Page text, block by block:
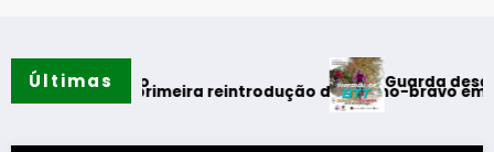
Últimas
do verão
realiza primeira reintrodução de coelho-bravo em área
Guarda desafia